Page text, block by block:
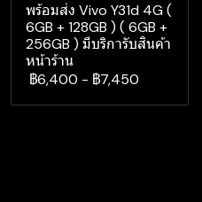
พร้อมส่ง Vivo Y31d 4G (
6GB + 128GB ) ( 6GB +
256GB ) มีบริการับสินค้า
หน้าร้าน
฿6,400 - ฿7,450